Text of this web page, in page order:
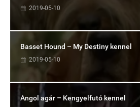
2019-05-10
Basset Hound – My Destiny kennel
2019-05-10
Angol agár – Kengyelfutó kennel